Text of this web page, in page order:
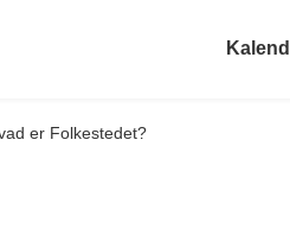
er Folkestedet?